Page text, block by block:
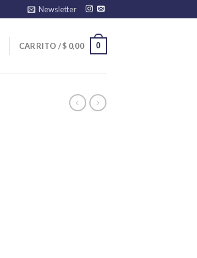
Newsletter
CARRITO /$ 0,00 0